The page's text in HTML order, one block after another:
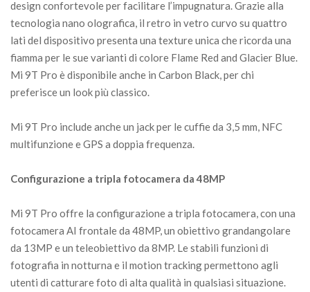
design confortevole per facilitare l’impugnatura. Grazie alla
tecnologia nano olografica, il retro in vetro curvo su quattro
lati del dispositivo presenta una texture unica che ricorda una
fiamma per le sue varianti di colore Flame Red and Glacier Blue.
Mi 9T Pro è disponibile anche in Carbon Black, per chi
preferisce un look più classico.
Mi 9T Pro include anche un jack per le cuffie da 3,5 mm, NFC
multifunzione e GPS a doppia frequenza.
Configurazione a tripla fotocamera da 48MP
Mi 9T Pro offre la configurazione a tripla fotocamera, con una
fotocamera AI frontale da 48MP, un obiettivo grandangolare
da 13MP e un teleobiettivo da 8MP. Le stabili funzioni di
fotografia in notturna e il motion tracking permettono agli
utenti di catturare foto di alta qualità in qualsiasi situazione.